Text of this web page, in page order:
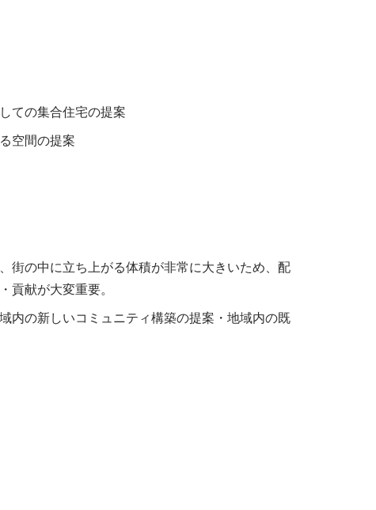
ての集合住宅の提案
空間の提案
街の中に立ち上がる体積が非常に大きいため、配
貢献が大変重要。
内の新しいコミュニティ構築の提案・地域内の既